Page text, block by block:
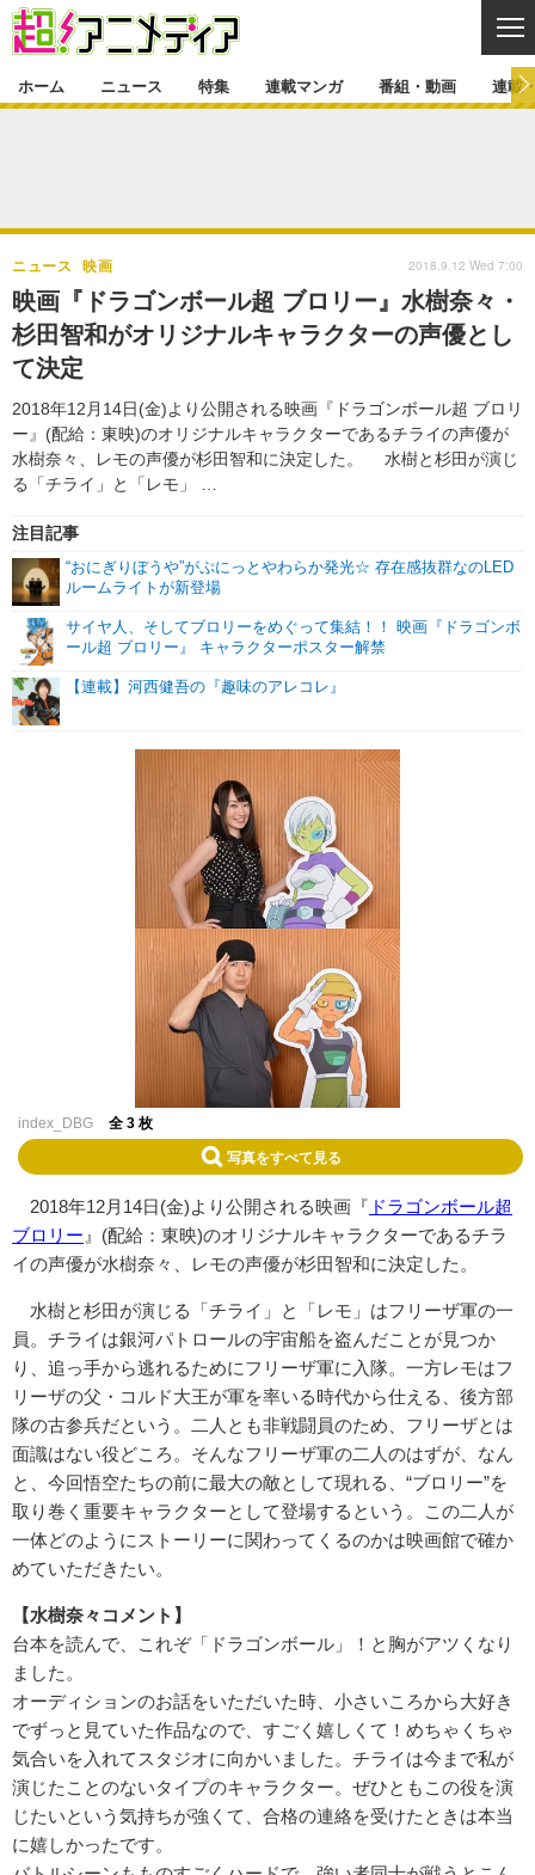
ゲーム・アプリ マンガ
グッズ イベント
舞台 新帝スタ
特集一覧 カバー
ラキりす
連載マンガ
連載マンガ一覧 連載一覧
番組・動画
番組・動画一覧 ラジオ
連載・ブログ
連載・ブログ一覧
編集部ブログ・お知らせ
ホーム ニュース 特集 連載マンガ 番組・動画 連載
映画『ドラゴンボール超 ブロリー』水樹奈々・
杉田智和がオリジナルキャラクターの声優とし
て決定
2018年12月14日(金)より公開される映画『ドラゴンボール超 ブロリ
ー』(配給：東映)のオリジナルキャラクターであるチライの声優が
水樹奈々、レモの声優が杉田智和に決定した。 水樹と杉田が演じ
る「チライ」と「レモ」 …
ニュース 映画
注目記事
“おにぎりぼうや”がぷにっとやわらか発光☆ 存在感抜群なのLED
ルームライトが新登場
サイヤ人、そしてブロリーをめぐって集結！！ 映画『ドラゴンボ
ール超 ブロリー』 キャラクターポスター解禁
【連載】河西健吾の『趣味のアレコレ』
2018.9.12 Wed 7:00
index_DBG 全 3 枚
写真をすべて見る
2018年12月14日(金)より公開される映画『 ドラゴンボール超
ブロリー 』(配給：東映)のオリジナルキャラクターであるチラ
イの声優が水樹奈々、レモの声優が杉田智和に決定した。
水樹と杉田が演じる「チライ」と「レモ」はフリーザ軍の一
員。チライは銀河パトロールの宇宙船を盗んだことが見つか
り、追っ手から逃れるためにフリーザ軍に入隊。一方レモはフ
リーザの父・コルド大王が軍を率いる時代から仕える、後方部
隊の古参兵だという。二人とも非戦闘員のため、フリーザとは
面識はない役どころ。そんなフリーザ軍の二人のはずが、なん
と、今回悟空たちの前に最大の敵として現れる、“ブロリー”を
取り巻く重要キャラクターとして登場するという。この二人が
一体どのようにストーリーに関わってくるのかは映画館で確か
めていただきたい。
【水樹奈々コメント】
台本を読んで、これぞ「ドラゴンボール」！と胸がアツくなり
ました。
オーディションのお話をいただいた時、小さいころから大好き
でずっと見ていた作品なので、すごく嬉しくて！めちゃくちゃ
気合いを入れてスタジオに向かいました。チライは今まで私が
演じたことのないタイプのキャラクター。ぜひともこの役を演
じたいという気持ちが強くて、合格の連絡を受けたときは本当
に嬉しかったです。